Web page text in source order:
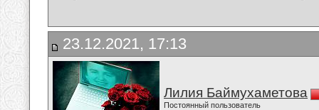
23.12.2021, 17:13
Лилия Баймухаметова
Постоянный пользователь